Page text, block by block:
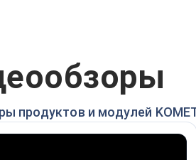
продуктов и модулей